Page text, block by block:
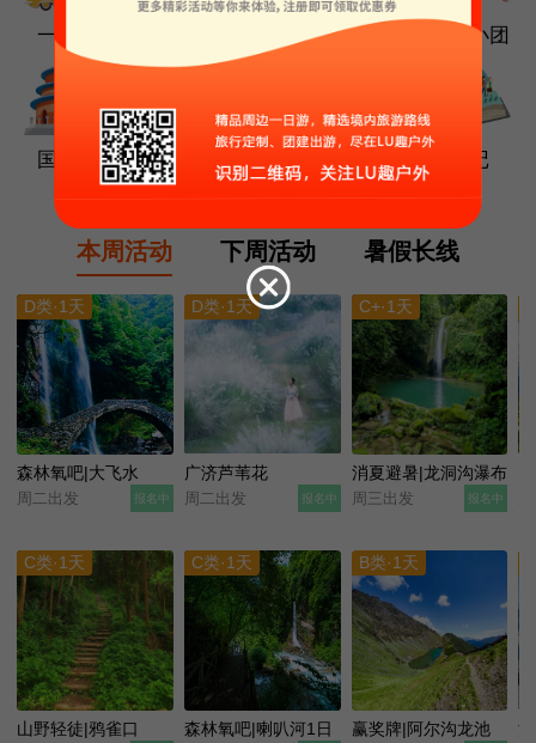
一日游 私家小车团 精品小团
国内游 团队定制 游记
本周活动 下周活动 暑假长线
D类·1天
森林氧吧|大飞水
周二出发 报名中
D类·1天
广济芦苇花
周二出发 报名中
C+·1天
消夏避暑|龙洞沟瀑布
周三出发 报名中
C类·1天
山野轻徒|鸦雀口
C类·1天
森林氧吧|喇叭河1日
B类·1天
赢奖牌|阿尔沟龙池